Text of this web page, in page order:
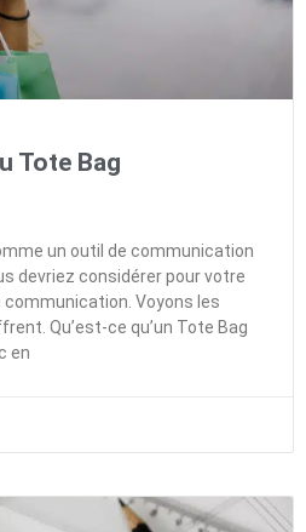
Tote Bag
un outil de communication
devriez considérer pour votre
Voyons les
Qu’est-ce qu’un Tote Bag
en